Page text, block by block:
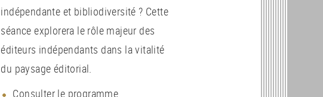
indépendante et bibliodiversité ? Cette
séance explorera le rôle majeur des
éditeurs indépendants dans la vitalité
du paysage éditorial.
Consulter le programme